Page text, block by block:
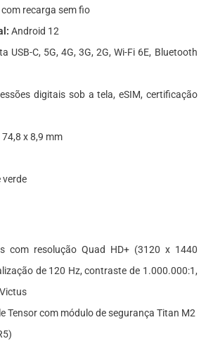
recarga sem fio
Android 12
USB-C, 5G, 4G, 3G, 2G, Wi-Fi 6E, Bluetooth
digitais sob a tela, eSIM, certificação
74,8 x 8,9 mm
verde
com resolução Quad HD+ (3120 x 1440
de 120 Hz, contraste de 1.000.000:1,
Tensor com módulo de segurança Titan M2